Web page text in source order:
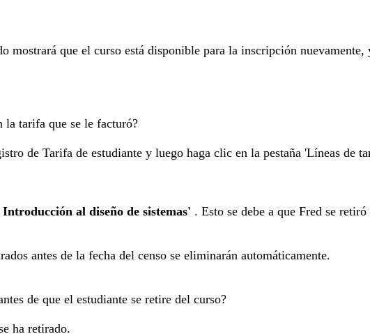
mostrará que el curso está disponible para la inscripción
la tarifa que se le facturó?
de Tarifa de estudiante y luego haga clic en la pestaña 'Líneas de
al diseño de sistemas' . Esto se debe a que Fred se
antes de la fecha del censo se eliminarán automáticamente.
de que el estudiante se retire del curso?
ha retirado.